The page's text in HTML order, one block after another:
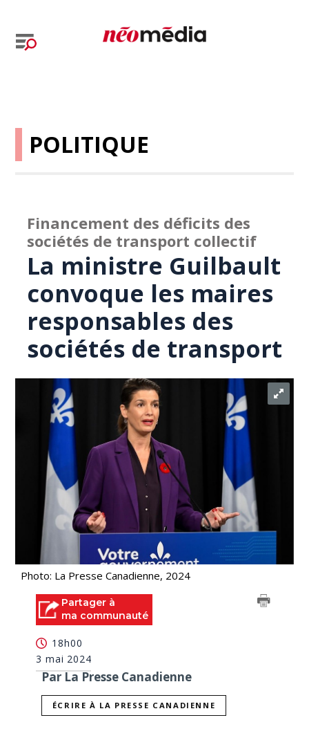
POLITIQUE
Financement des déficits des
sociétés de transport collectif
La ministre Guilbault
convoque les maires
responsables des
sociétés de transport
Photo: La Presse Canadienne, 2024
Partager à
ma communauté
18h00
3 mai 2024
Par La Presse Canadienne
ÉCRIRE À LA PRESSE CANADIENNE